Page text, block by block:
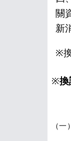
關
新
※
※換
（一）